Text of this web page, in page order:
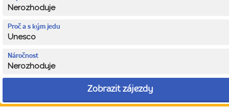
Nerozhoduje
Proč a s kým jedu
Unesco
Náročnost
Nerozhoduje
Zobrazit zájezdy